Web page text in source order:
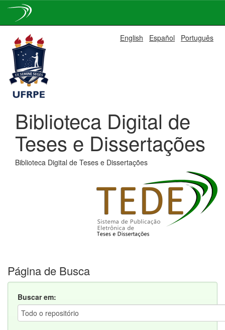
navigation
English Español Português
Biblioteca Digital de
Teses e Dissertações
Biblioteca Digital de Teses e Dissertações
Página de Busca
Buscar em: